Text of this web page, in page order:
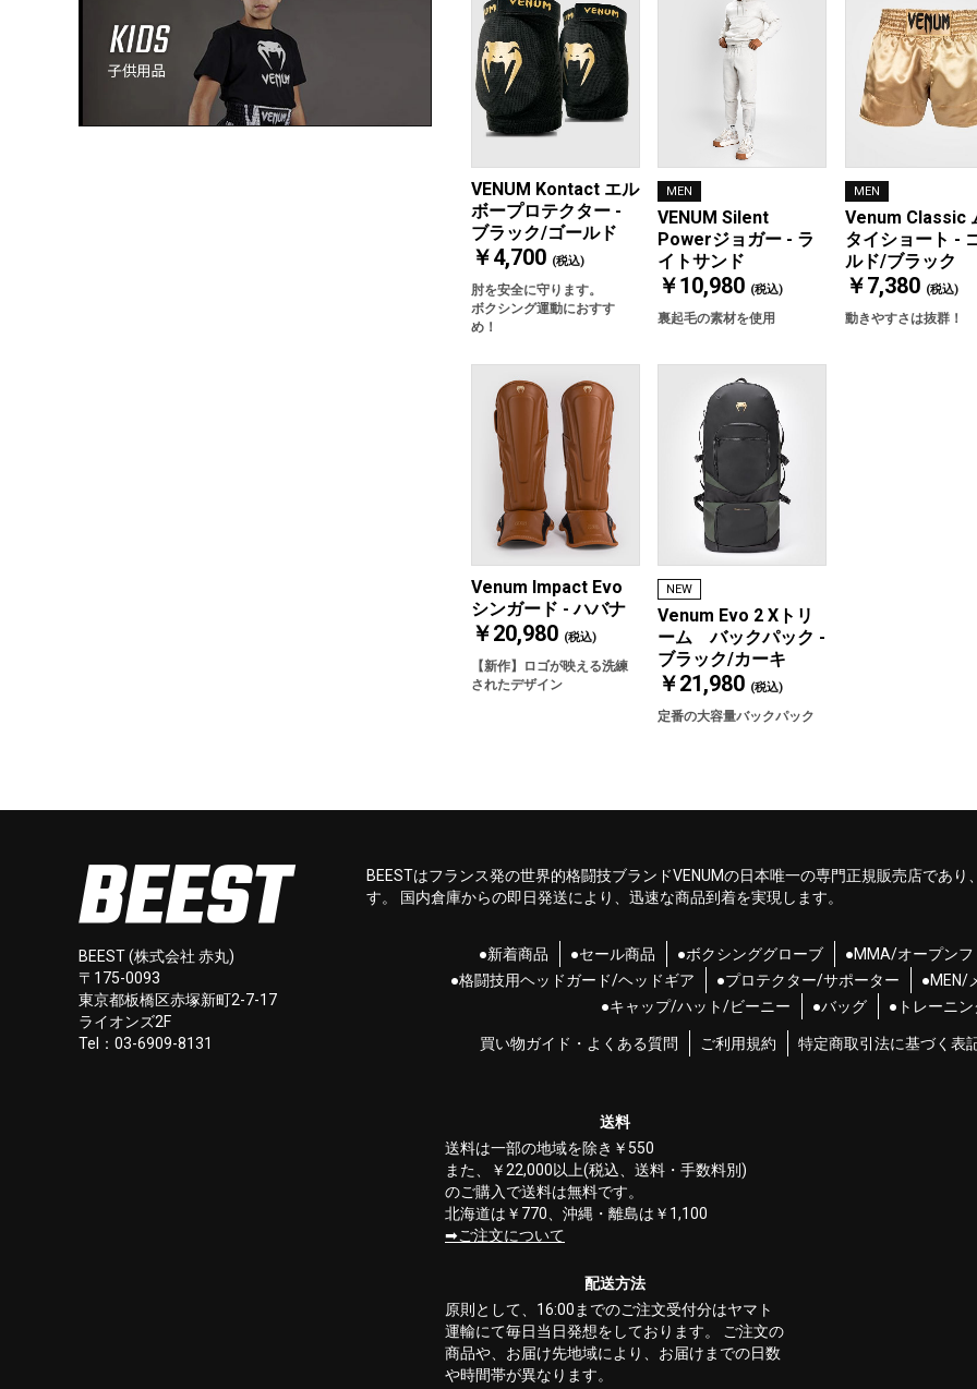
VENUM Kontact エル
ボープロテクター -
ブラック/ゴールド
￥4,700 (税込)
肘を安全に守ります。
ボクシング運動におすす
め！
MEN
VENUM Silent
Powerジョガー - ラ
イトサンド
￥10,980 (税込)
裏起毛の素材を使用
MEN
Venum Classic
タイショート -
ルド/ブラック
￥7,380 (税込)
動きやすさは抜群！
Venum Impact Evo
シンガード - ハバナ
￥20,980 (税込)
【新作】ロゴが映える洗練
されたデザイン
NEW
Venum Evo 2 Xトリ
ーム バックパック -
ブラック/カーキ
￥21,980 (税込)
定番の大容量バックパック
BEEST (株式会社 赤丸)
〒175-0093
東京都板橋区赤塚新町2-7-17
ライオンズ2F
Tel：03-6909-8131
BEESTはフランス発の世界的格闘技ブランドVENUMの日本唯一の専門正規販売店であ
す。 国内倉庫からの即日発送により、迅速な商品到着を実現します。
●新着商品 ●セール商品 ●ボクシンググローブ ●MMA/オープン
●格闘技用ヘッドガード/ヘッドギア
●プロテクター/サポーター ●MEN/
●キャップ/ハット/ビーニー
●バッグ ●トレーニ
買い物ガイド・よくある質問 ご利用規約 特定商取引法に基づく表
送料
送料は一部の地域を除き￥550
また、￥22,000以上(税込、送料・手数料別)
のご購入で送料は無料です。
北海道は￥770、沖縄・離島は￥1,100
ご注文について
配送方法
原則として、16:00までのご注文受付分はヤマト
運輸にて毎日当日発想をしております。 ご注文の
商品や、お届け先地域により、お届けまでの日数
や時間帯が異なります。